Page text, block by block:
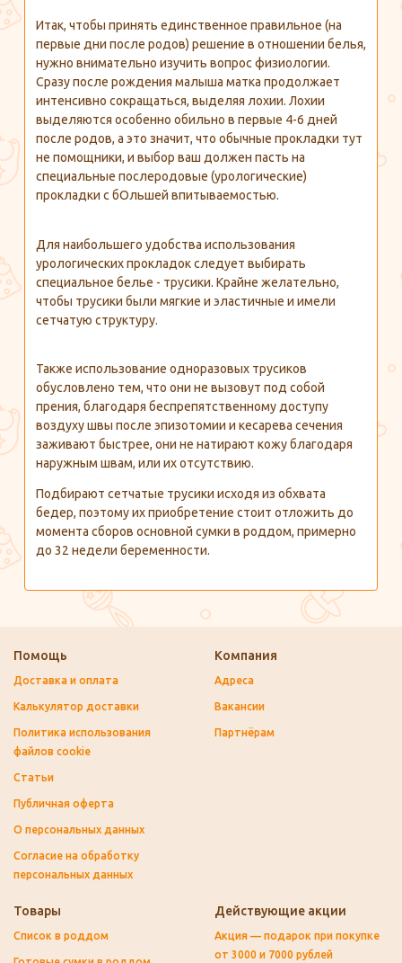
Итак, чтобы принять единственное правильное (на
первые дни после родов) решение в отношении белья,
нужно внимательно изучить вопрос физиологии.
Сразу после рождения малыша матка продолжает
интенсивно сокращаться, выделяя лохии. Лохии
выделяются особенно обильно в первые 4-6 дней
после родов, а это значит, что обычные прокладки тут
не помощники, и выбор ваш должен пасть на
специальные послеродовые (урологические)
прокладки с бОльшей впитываемостью.
Для наибольшего удобства использования
урологических прокладок следует выбирать
специальное белье - трусики. Крайне желательно,
чтобы трусики были мягкие и эластичные и имели
сетчатую структуру.
Также использование одноразовых трусиков
обусловлено тем, что они не вызовут под собой
прения, благодаря беспрепятственному доступу
воздуху швы после эпизотомии и кесарева сечения
заживают быстрее, они не натирают кожу благодаря
наружным швам, или их отсутствию.
Подбирают сетчатые трусики исходя из обхвата
бедер, поэтому их приобретение стоит отложить до
момента сборов основной сумки в роддом, примерно
до 32 недели беременности.
Помощь
Доставка и оплата
Калькулятор доставки
Политика использования
файлов cookie
Статьи
Публичная оферта
О персональных данных
Согласие на обработку
персональных данных
Компания
Адреса
Вакансии
Партнёрам
Товары
Список в роддом
Действующие акции
Акция — подарок при покупке
от 3000 и 7000 рублей